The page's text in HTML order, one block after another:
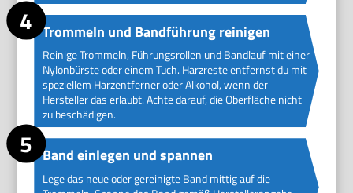
Trommeln und Bandführung reinigen
Reinige Trommeln, Führungsrollen und Bandlauf mit einer
Nylonbürste oder einem Tuch. Harzreste entfernst du mit
speziellem Harzentferner oder Alkohol, wenn der
Hersteller das erlaubt. Achte darauf, die Oberfläche nicht
zu beschädigen.
Band einlegen und spannen
Lege das neue oder gereinigte Band mittig auf die